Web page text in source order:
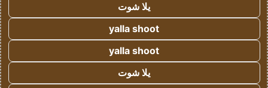
يلا شوت
yalla shoot
yalla shoot
يلا شوت